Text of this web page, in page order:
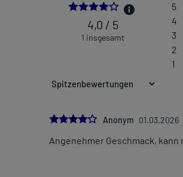
4.0
4,0 / 5
1 insgesamt
5
4
3
2
1
4.0
Anonym 01.03.2026
Angenehmer Geschmack,